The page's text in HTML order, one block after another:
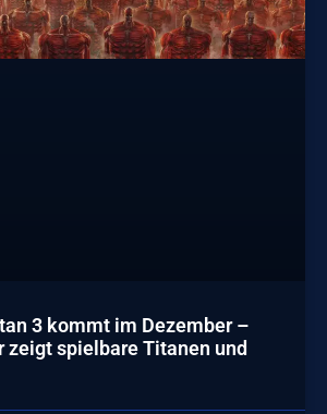
3 kommt im Dezember –
zeigt spielbare Titanen und